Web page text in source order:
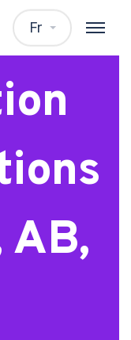
Fr en
AB,